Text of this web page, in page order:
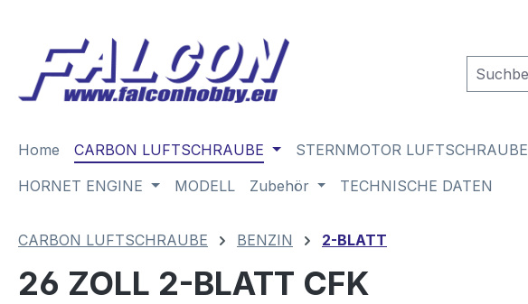
Home CARBON LUFTSCHRAUBE STERNMOTOR LUFTSCHRAUBE
HORNET ENGINE
MODELL Zubehör TECHNISCHE DATEN
CARBON LUFTSCHRAUBE BENZIN 2-BLATT
26 ZOLL 2-BLATT CFK